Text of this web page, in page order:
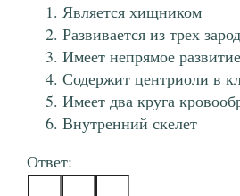
Является хищником
Развивается из трех
Имеет непрямое развитие
Содержит центриоли в
Имеет два круга
Внутренний скелет
Ответ: